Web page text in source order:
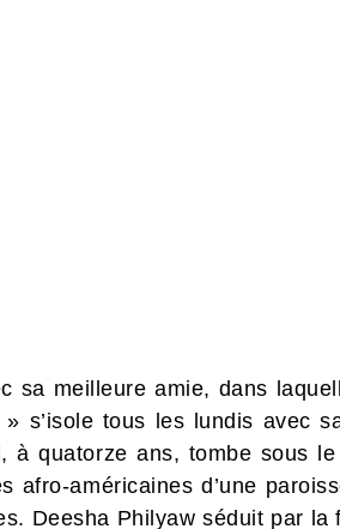
sa meilleure amie, dans
s’isole tous les lundis avec
à quatorze ans, tombe sous
afro-américaines d’une
Deesha Philyaw séduit par